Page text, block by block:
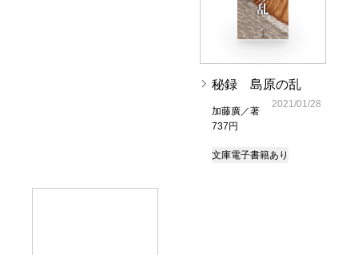
秘録 島原の乱
加藤廣／著
737円
2021/01/28
文庫電子書籍あり